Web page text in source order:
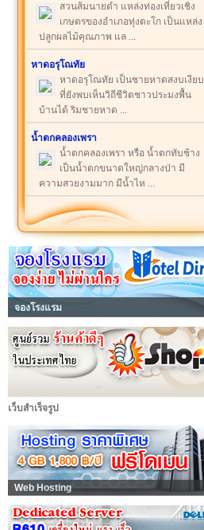
สวนส้มนายดำ แหล่งท่องเที่ยวเชิง
เกษตรของอำเภอทุ่งตะโก เป็นแหล่ง
ปลูกผลไม้คุณภาพ แล ...
หาดอรุโณทัย
หาดอรุโณทัย เป็นชายหาดสงบเงียบ
ที่ยังพบเห็นวิถีชีวิตชาวประมงพื้น
บ้านได้ ริมชายหาด ...
น้ำตกคลองเพรา
น้ำตกคลองเพรา หรือ น้ำตกทับช้าง
เป็นน้ำตกขนาดใหญ่กลางป่า มี
ความสวยงามมาก มีน้ำไห ...
จองโรงแรม
เว็บสำเร็จรูป
Web Hosting